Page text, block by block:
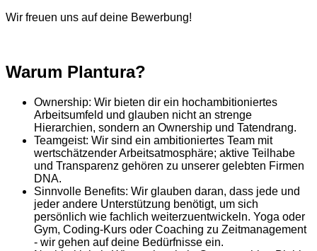
Wir freuen uns auf deine Bewerbung!
Warum Plantura?
Ownership: Wir bieten dir ein hochambitioniertes
Arbeitsumfeld und glauben nicht an strenge
Hierarchien, sondern an Ownership und Tatendrang.
Teamgeist: Wir sind ein ambitioniertes Team mit
wertschätzender Arbeitsatmosphäre; aktive Teilhabe
und Transparenz gehören zu unserer gelebten Firmen
DNA.
Sinnvolle Benefits: Wir glauben daran, dass jede und
jeder andere Unterstützung benötigt, um sich
persönlich wie fachlich weiterzuentwickeln. Yoga oder
Gym, Coding-Kurs oder Coaching zu Zeitmanagement
- wir gehen auf deine Bedürfnisse ein.